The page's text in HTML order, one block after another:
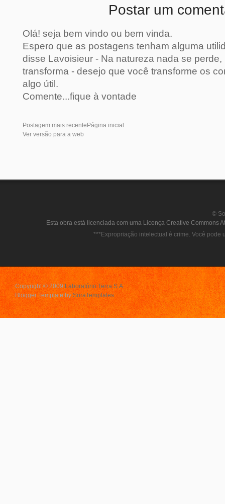
Postar um
Olá! seja bem vindo ou bem vinda.
Espero que as postagens tenham alguma
disse Lavoisieur - Na natureza nada se
transforma - desejo que você transforme os
algo útil.
Comente...fique à vontade
Postagem mais recente Página inicial
Ver versão para a web
©
Esta obra está licenciada com uma Licença Creative Commons
***Expropriação intelectual é crime. Você
Copyright © 2009 Laboratório Terra S.A.
Blogger Template by SoraTemplates